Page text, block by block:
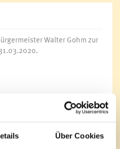
Über Cookies
Walter Gohm zur